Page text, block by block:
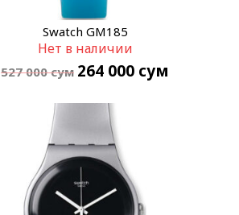
Swatch GM185
Нет в наличии
527 000сум 264 000 сум